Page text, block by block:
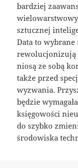
bardziej
sztucznej
Data to
rewolucjonizują
niosą ze sobą
także przed
wyzwania.
będzie
księgowości
do szybko
środowiska